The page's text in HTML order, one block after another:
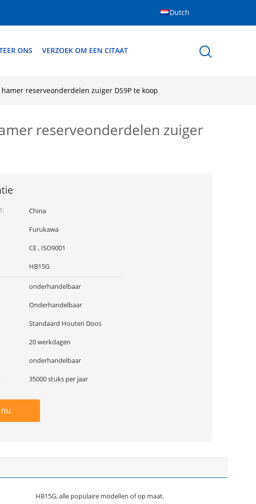
Dutch
ONS VERZOEK OM EEN CITAAT
reserveonderdelen zuiger DS9P te koop
reserveonderdelen zuiger
China
Furukawa
CE , ISO9001
HB15G
onderhandelbaar
Onderhandelbaar
Standaard Houten Doos
20 werkdagen
onderhandelbaar
35000 stuks per jaar
HB15G, alle populaire modellen of op maat.